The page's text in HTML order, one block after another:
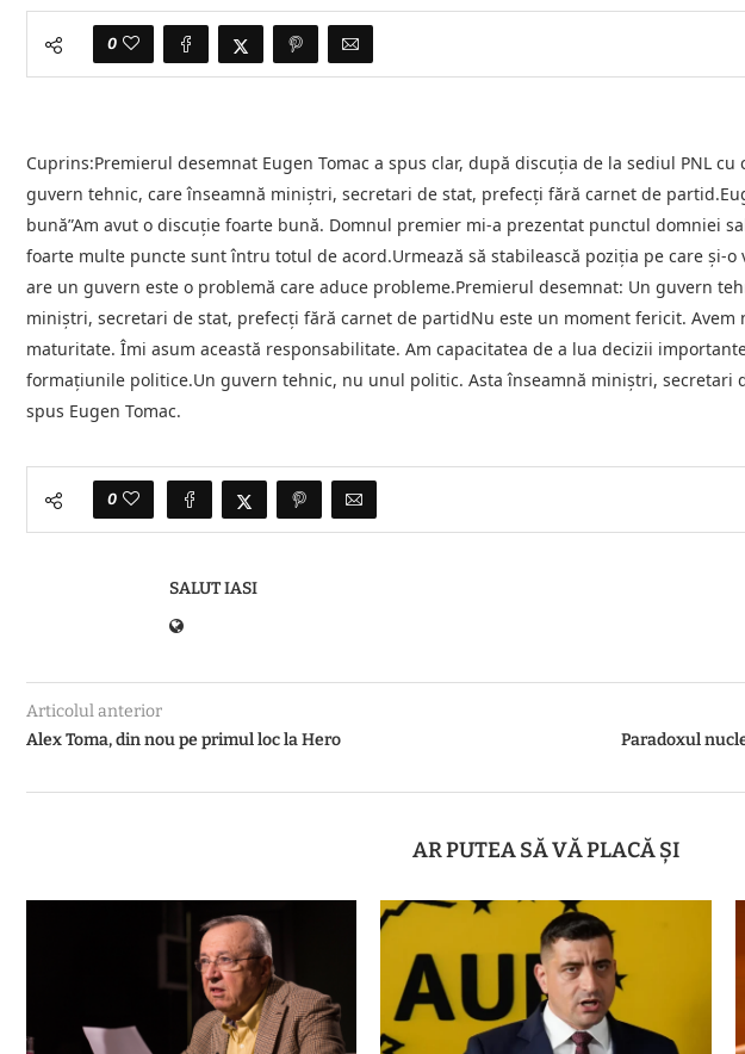
0
Cuprins:Premierul desemnat Eugen Tomac a spus clar, după discuția de la sediul PNL
guvern tehnic, care înseamnă miniștri, secretari de stat, prefecți fără carnet de
bună”Am avut o discuție foarte bună. Domnul premier mi-a prezentat punctul domniei
foarte multe puncte sunt întru totul de acord.Urmează să stabilească poziția pe care și-o
are un guvern este o problemă care aduce probleme.Premierul desemnat: Un guvern
miniștri, secretari de stat, prefecți fără carnet de partidNu este un moment fericit. Avem
maturitate. Îmi asum această responsabilitate. Am capacitatea de a lua decizii
formațiunile politice.Un guvern tehnic, nu unul politic. Asta înseamnă miniștri, secretari
spus Eugen Tomac.
0
SALUT IASI
Articolul anterior
Alex Toma, din nou pe primul loc la Hero
Paradoxul
AR PUTEA SĂ VĂ PLACĂ ȘI